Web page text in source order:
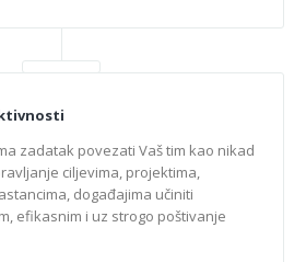
zadatak povezati Vaš tim kao nikad
ciljevima, projektima,
događajima učiniti
efikasnim i uz strogo poštivanje